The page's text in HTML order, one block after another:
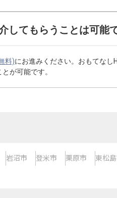
してもらうことは可能
料)にお進みください。おもてなし
が可能です。
岩沼市 登米市 栗原市
東松